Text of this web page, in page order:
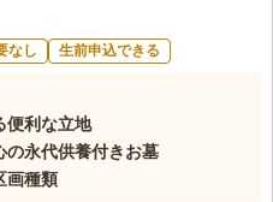
なし 生前申込できる
便利な立地
の永代供養付きお墓
画種類